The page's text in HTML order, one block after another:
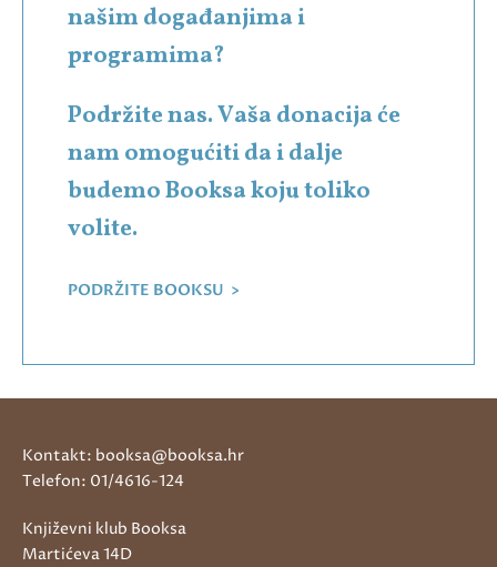
našim događanjima i
programima?
Podržite nas. Vaša donacija će
nam omogućiti da i dalje
budemo Booksa koju toliko
volite.
PODRŽITE BOOKSU >
Kontakt: booksa@booksa.hr
Telefon: 01/4616-124
Književni klub Booksa
Martićeva 14D